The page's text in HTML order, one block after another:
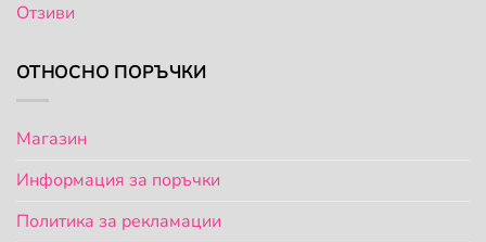
Отзиви
ОТНОСНО ПОРЪЧКИ
Магазин
Информация за поръчки
Политика за рекламации